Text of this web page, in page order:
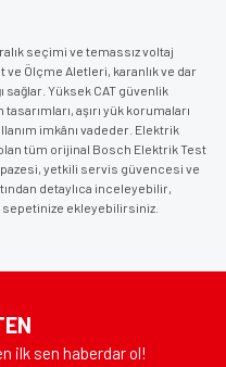
seçimi ve temassız voltaj
ve Ölçme Aletleri, karanlık ve dar
sağlar. Yüksek CAT güvenlik
aşırı yük korumaları
imkânı vadeder. Elektrik
olan tüm orijinal Bosch Elektrik Test
yetkili servis güvencesi ve
detaylıca inceleyebilir,
sepetinize ekleyebilirsiniz.
ilk sen haberdar ol!